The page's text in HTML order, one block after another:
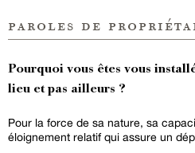
paroles de
Pourquoi vous êtes vous
lieu et pas ailleurs ?
Pour la force de sa nature, sa
éloignement relatif qui assure un